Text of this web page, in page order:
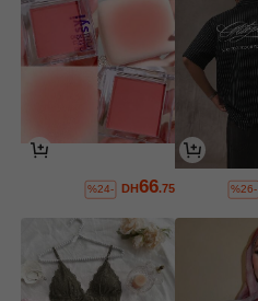
%26-
DH66.75
%24-